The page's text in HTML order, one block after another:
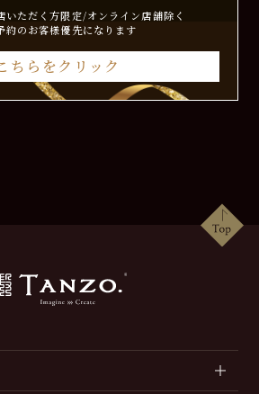
ただく方限定/オンライン店舗除く
のお客様優先になります
ちらをクリック